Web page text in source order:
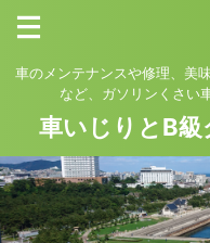
車のメンテナンスや修理、美
など、ガソリンくさい
車いじりとB